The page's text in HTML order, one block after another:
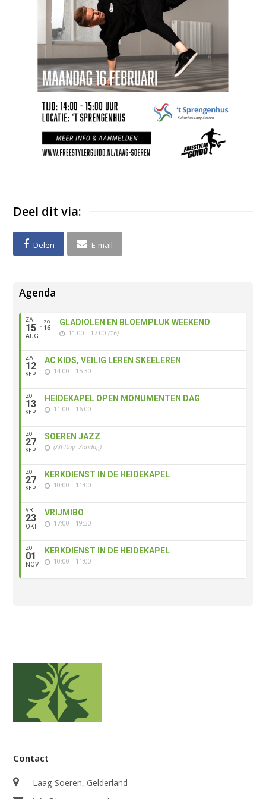
Deel dit via:
Delen E-mail
Agenda
ZA
15
AUG
ZO
16
GLADIOLEN EN BLOEMPLUK WEEKEND
11:00 - 17:00(16)
ZA
12
SEP
AC KIDS, VEILIG LEREN SKEELEREN
14:00 - 15:30
ZO
13
SEP
HEIDEKAPEL OPEN MONUMENTEN DAG
11:00 - 16:00
ZO
27
SEP
SOEREN JAZZ
(All Day: Zondag)
ZO
27
SEP
KERKDIENST IN DE HEIDEKAPEL
10:00 - 11:00
VR
23
OKT
VRIJMIBO
17:00 - 19:30
ZO
01
NOV
KERKDIENST IN DE HEIDEKAPEL
10:00 - 11:00
Contact
Laag-Soeren, Gelderland